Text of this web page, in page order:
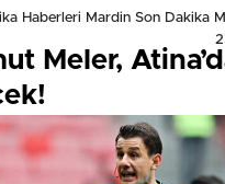
Haberleri Mardin Son Dakika
Meler,